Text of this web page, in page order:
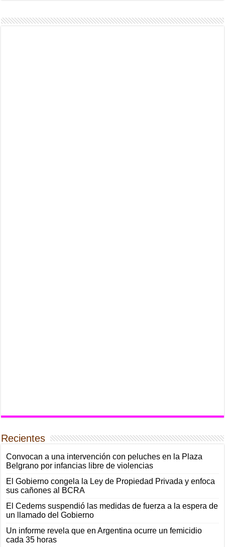
Recientes
Convocan a una intervención con peluches en la Plaza
Belgrano por infancias libre de violencias
El Gobierno congela la Ley de Propiedad Privada y enfoca
sus cañones al BCRA
El Cedems suspendió las medidas de fuerza a la espera de
un llamado del Gobierno
Un informe revela que en Argentina ocurre un femicidio
cada 35 horas